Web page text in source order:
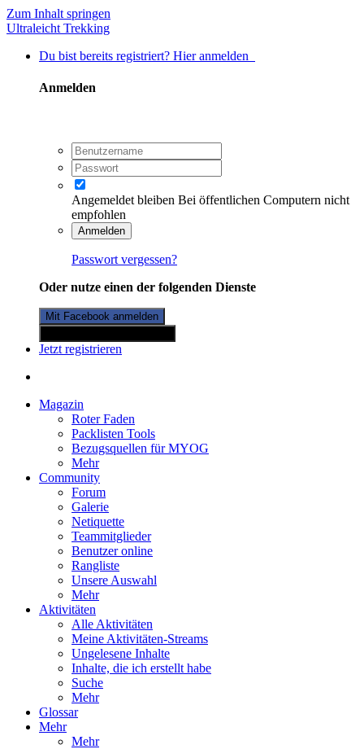
Zum Inhalt springen
Ultraleicht Trekking
Du bist bereits registriert? Hier anmelden
Anmelden
Angemeldet bleiben Bei öffentlichen Computern nicht
empfohlen
Anmelden
Passwort vergessen?
Oder nutze einen der folgenden Dienste
Mit Facebook anmelden
Jetzt registrieren
Magazin
Roter Faden
Packlisten Tools
Bezugsquellen für MYOG
Mehr
Community
Forum
Galerie
Netiquette
Teammitglieder
Benutzer online
Rangliste
Unsere Auswahl
Mehr
Aktivitäten
Alle Aktivitäten
Meine Aktivitäten-Streams
Ungelesene Inhalte
Inhalte, die ich erstellt habe
Suche
Mehr
Glossar
Mehr
Mehr